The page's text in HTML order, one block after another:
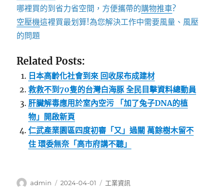
哪裡買的到省力省空間，方便攜帶的購物推車?
空壓機這裡買最划算!為您解決工作中需要風量、風壓
的問題
Related Posts:
日本高齡化社會到來 回收尿布成建材
救救不到70隻的台灣白海豚 全民目擊資料總動員
肝臟解毒應用於室內空污 「加了兔子DNA的植
物」開啟新頁
仁武產業園區四度初審「又」過關 萬餘樹木留不
住 環委無奈「高市府講不聽」
作
admin
發
2024-04-01
分
工業資訊